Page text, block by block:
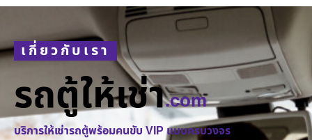
เกี่ยวกับเรา
รถตู้ให้เช่า.com
บริการให้เช่ารถตู้พร้อมคนขับ VIP แบบครบวงจร